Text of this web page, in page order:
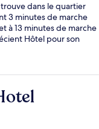
dans le quartier
3 minutes de marche
à 13 minutes de marche
Hôtel pour son